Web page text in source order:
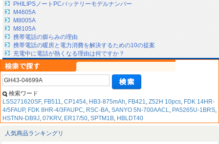
PHILIPSノートPCバッテリーモデルナンバー
M4605A
M8005A
M8105A
携帯電話の膨らみの理由
携帯電話の暖房と電力消費を解決するための10の提案
充電中に電話が熱くなる理由は何ですか？
検索ワード
LSS271620SF, FB511, CP1454, HB3-875mAh, FB421, Z52H 10pcs, FDK 14HR-
4/5FAUP, FDK 8HR-4/3FAUPC, RSC-BA, SANYO 5N-700AACL, PA5265U-1BRS,
HSTNN-DB9J, 07KRV, ER17/50, SPTM1B, HBLDT40
人気商品ランキングリ